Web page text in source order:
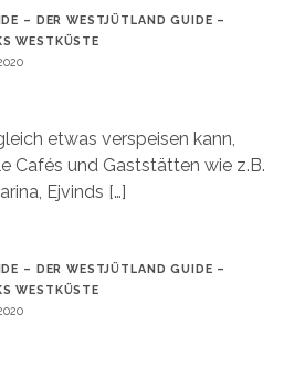
– DER WESTJÜTLAND GUIDE –
WESTKÜSTE
etwas verspeisen kann,
Cafés und Gaststätten wie z.B.
Ejvinds […]
– DER WESTJÜTLAND GUIDE –
WESTKÜSTE